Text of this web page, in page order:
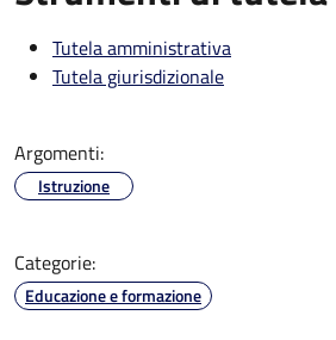
Tutela amministrativa
Tutela giurisdizionale
Argomenti:
Istruzione
Categorie:
Educazione e formazione